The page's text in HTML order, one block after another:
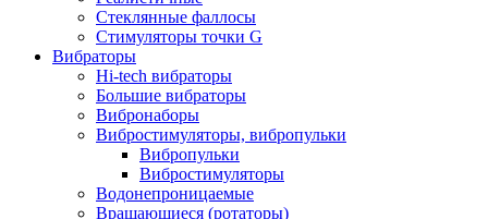
Стеклянные фаллосы
Стимуляторы точки G
Вибраторы
Hi-tech вибраторы
Большие вибраторы
Вибронаборы
Вибростимуляторы, вибропульки
Вибропульки
Вибростимуляторы
Водонепроницаемые
Вращающиеся (ротаторы)